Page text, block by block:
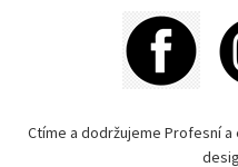
Ctíme a dodržujeme Profesní